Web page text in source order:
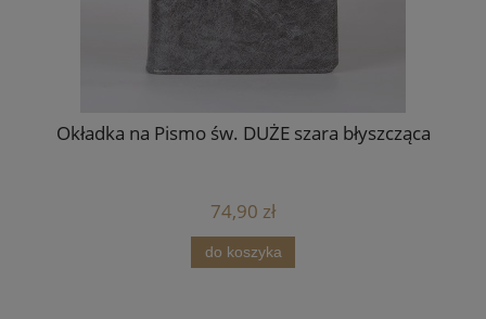
Okładka na Pismo św. DUŻE szara błyszcząca
74,90 zł
do koszyka